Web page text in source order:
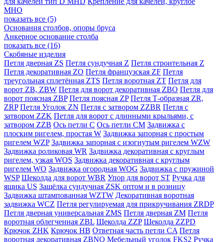
MHO
показать все (5)
Основания столбов, опоры бруса
Анкерное основание столба
показать все (16)
Скобяные изделия
Петля дверная ZS Петля сундучная Z Петля строительная Z
Петля декоративная ZO Петля французская ZF Петля
треугольная сплетённая ZTS Петля воротная ZT Петля для
ворот ZB, ZBW Петля для ворот декоративная ZBO Петля для
ворот поясная ZBP Петля поясная ZP Петля Т-образная ZR,
ZRP Петля Уголок ZN Петля с затвором ZZBR Петля с
затвором ZZK Петля для ворот с длинными крыльями, с
затвором ZZB Ось петли С Ось петли CM Задвижка с
плоским ригелем, простая W Задвижка запорная с простым
ригелем WZP Задвижка запорная с изогнутым ригелем WZW
Задвижка роликовая WR Задвижка декоративная с круглым
ригелем, узкая WOS Задвижка декоративная с круглым
ригелем WO Задвижка огородная WOG Задвижка с пружиной
WSP Щеколда для ворот WBR Упор для ворот ST Ручка для
ящика US Защёлка сундучная ZSK оптом и в розницу
Задвижка штампованная WZTW Декоративная воротная
задвижка WCZ Петля регулируемая для прикручивания ZRDP
Петля дверная универсальная ZMS Петля дверная ZM Петля
воротная облегченная ZBL Щеколда ZZP Щеколда ZZPD
Крючок ZHK Крючок HB Ответная часть петли CA Петля
воротная декоративная ZBNO Мебельный уголок FKS2 Ручка